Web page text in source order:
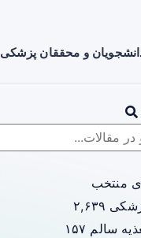
و محققان پزشکی
منتخب
۲,۶۳۹
سالم ۱۵۷